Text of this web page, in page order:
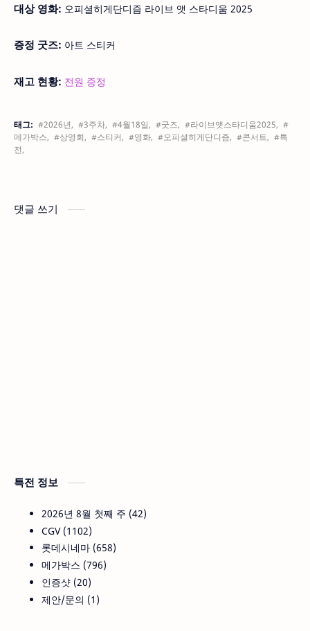
대상 영화: 오피셜히게단디즘 라이브 앳 스타디움 2025
증정 굿즈: 아트 스티커
재고 현황: 전원 증정
태그: #2026년, #3주차, #4월18일, #굿즈, #라이브앳스타디움2025, #
메가박스, #상영회, #스티커, #영화, #오피셜히게단디즘, #콘서트, #특
전,
댓글 쓰기
특전 정보
2026년 8월 첫째 주 42
CGV 1102
롯데시네마 658
메가박스 796
인증샷 20
제안/문의
1